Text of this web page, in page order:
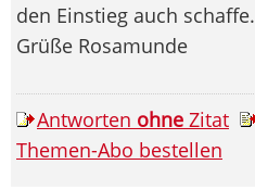
den Einstieg auch schaffe.
Grüße Rosamunde
Antworten ohne Zitat
Themen-Abo bestellen